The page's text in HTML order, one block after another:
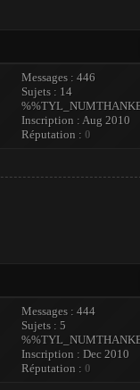
Messages : 446
Sujets : 14
Inscription : Aug 2010
Réputation : 0
Messages : 444
Sujets : 5
Inscription : Dec 2010
Réputation : 0